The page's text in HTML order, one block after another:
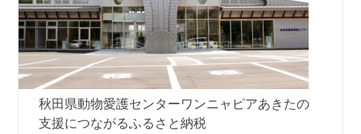
秋田県動物愛護センターワンニャピアあきたの
支援につながるふるさと納税